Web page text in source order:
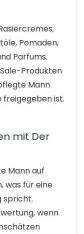
Pomaden,
Parfums.
Produkten
Mann
freigegeben ist.
mit Der
Mann auf
was für eine
spricht.
wenn